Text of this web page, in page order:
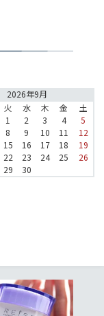
2026年9月
火 水 木 金
土
1
2 3 4
5
8 9 10 11
12
15 16 17 18
19
22 23 24 25
26
29 30